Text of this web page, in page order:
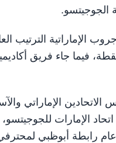
الإماراتي
الإمارات
رابطة أبوظبي